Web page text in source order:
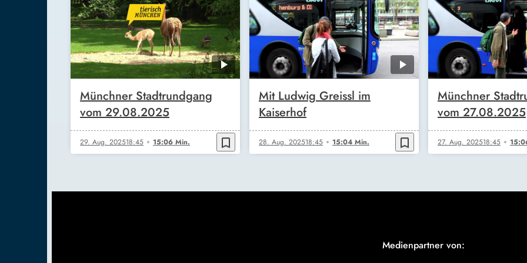
Münchner Stadtrundgang
vom 29.08.2025
29. Aug. 202518:45 15:06 Min. bookmark_border
Mit Ludwig Greissl im
Kaiserhof
28. Aug. 202518:45 15:04 Min. bookmark_border
Münchner
vom 27.08.2025
27. Aug. 202518:45
Medienpartner von: